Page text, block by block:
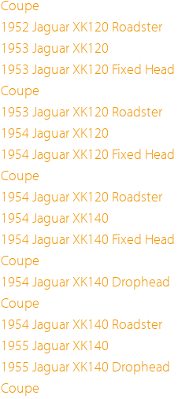
Coupe
1952 Jaguar XK120 Roadster
1953 Jaguar XK120
1953 Jaguar XK120 Fixed Head
Coupe
1953 Jaguar XK120 Roadster
1954 Jaguar XK120
1954 Jaguar XK120 Fixed Head
Coupe
1954 Jaguar XK120 Roadster
1954 Jaguar XK140
1954 Jaguar XK140 Fixed Head
Coupe
1954 Jaguar XK140 Drophead
Coupe
1954 Jaguar XK140 Roadster
1955 Jaguar XK140
1955 Jaguar XK140 Drophead
Coupe